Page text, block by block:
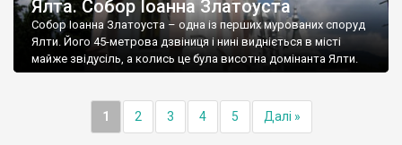
Ялта. Собор Іоанна Златоуста
Собор Іоанна Златоуста – одна із перших мурованих споруд
Ялти. Його 45-метрова дзвіниця і нині видніється в місті
майже звідусіль, а колись це була висотна домінанта Ялти.
1 2 3 4 5 Далі »